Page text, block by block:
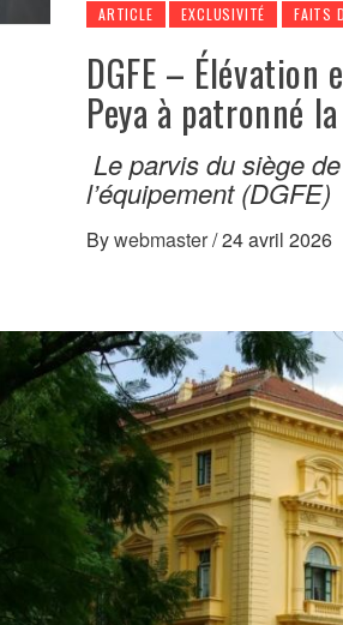
ARTICLE EXCLUSIVITÉ FAITS
DGFE –
Peya à patronné
Le parvis du siège
l’équipement (DGFE)
Bywebmaster/24 avril 2026